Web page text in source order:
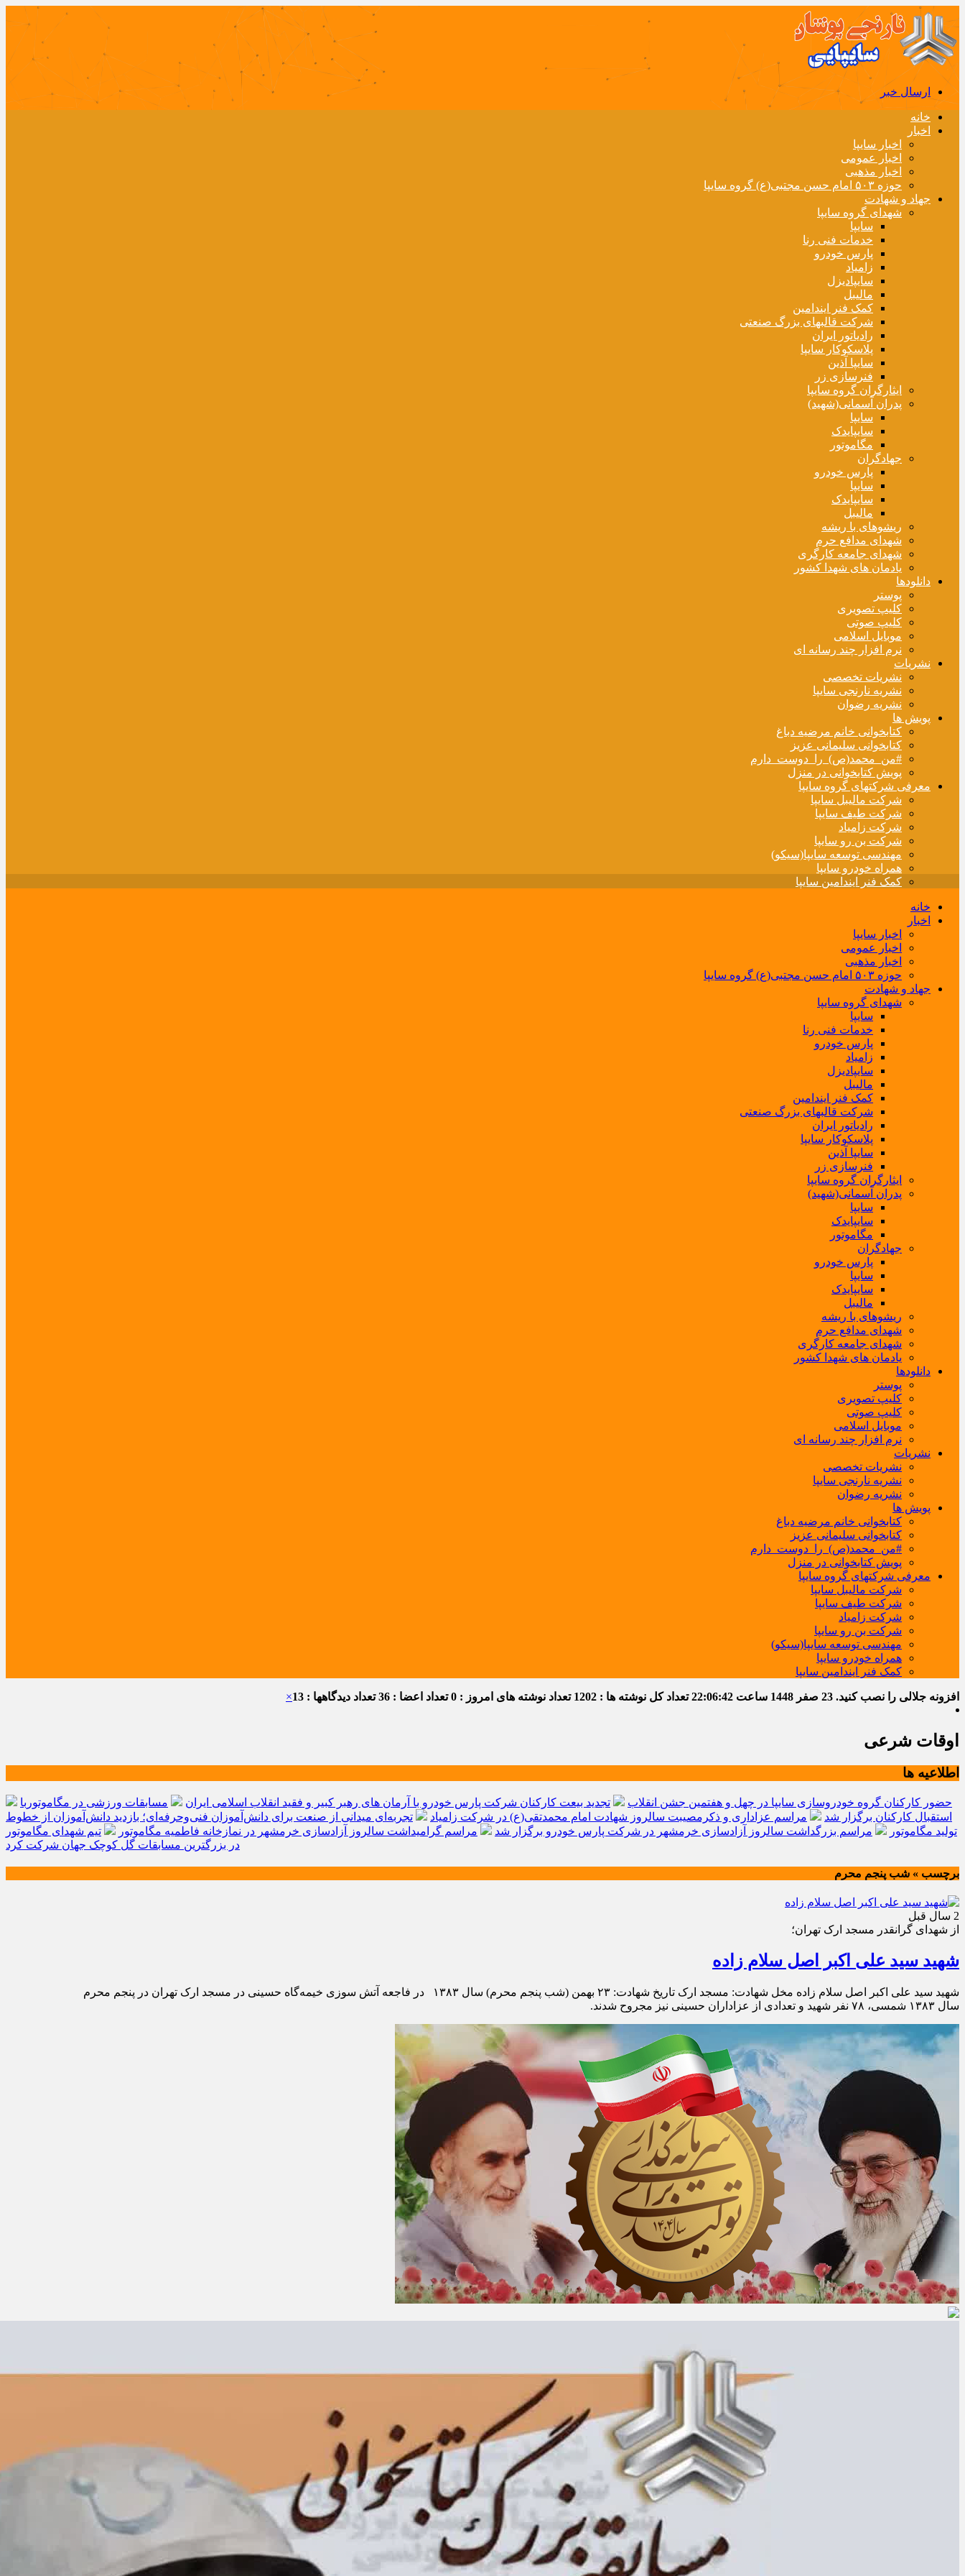
ارسال خبر
خانه
اخبار
اخبار سایپا
اخبار عمومی
اخبار مذهبی
حوزه ۵۰۳ امام حسن مجتبی(ع) گروه سایپا
جهاد و شهادت
شهدای گروه سایپا
سایپا
خدمات فنی رنا
پارس خودرو
زامیاد
سایپادیزل
مالیبل
کمک فنر ایندامین
شرکت قالبهای بزرگ صنعتی
رادیاتور ایران
پلاسکوکار سایپا
سایپا آذین
فنرسازی زر
ایثارگران گروه سایپا
پدران آسمانی(شهید)
سایپا
سایپایدک
مگاموتور
جهادگران
پارس خودرو
سایپا
سایپایدک
مالیبل
ریشوهای با ریشه
شهدای مدافع حرم
شهدای جامعه کارگری
یادمان های شهدا کشور
دانلودها
پوستر
کلیپ تصویری
کلیپ صوتی
موبایل اسلامی
نرم افزار چند رسانه ای
نشریات
نشریات تخصصی
نشریه نارنجی سایپا
نشریه رضوان
پویش ها
کتابخوانی خانم مرضیه دباغ
کتابخوانی سلیمانی عزیز
#من_محمد(ص)_را_دوست_دارم
پویش کتابخوانی در منزل
معرفی شرکتهای گروه سایپا
شرکت مالیبل سایپا
شرکت طیف سایپا
شرکت زامیاد
شرکت بن رو سایپا
مهندسی توسعه سایپا(سیکو)
همراه خودرو سایپا
کمک فنر ایندامین سایپا
خانه
اخبار
اخبار سایپا
اخبار عمومی
اخبار مذهبی
حوزه ۵۰۳ امام حسن مجتبی(ع) گروه سایپا
جهاد و شهادت
شهدای گروه سایپا
سایپا
خدمات فنی رنا
پارس خودرو
زامیاد
سایپادیزل
مالیبل
کمک فنر ایندامین
شرکت قالبهای بزرگ صنعتی
رادیاتور ایران
پلاسکوکار سایپا
سایپا آذین
فنرسازی زر
ایثارگران گروه سایپا
پدران آسمانی(شهید)
سایپا
سایپایدک
مگاموتور
جهادگران
پارس خودرو
سایپا
سایپایدک
مالیبل
ریشوهای با ریشه
شهدای مدافع حرم
شهدای جامعه کارگری
یادمان های شهدا کشور
دانلودها
پوستر
کلیپ تصویری
کلیپ صوتی
موبایل اسلامی
نرم افزار چند رسانه ای
نشریات
نشریات تخصصی
نشریه نارنجی سایپا
نشریه رضوان
پویش ها
کتابخوانی خانم مرضیه دباغ
کتابخوانی سلیمانی عزیز
#من_محمد(ص)_را_دوست_دارم
پویش کتابخوانی در منزل
معرفی شرکتهای گروه سایپا
شرکت مالیبل سایپا
شرکت طیف سایپا
شرکت زامیاد
شرکت بن رو سایپا
مهندسی توسعه سایپا(سیکو)
همراه خودرو سایپا
کمک فنر ایندامین سایپا
افزونه جلالی را نصب کنید. 23 صفر 1448 ساعت 22:06:43تعداد کل نوشته ها : 1202 تعداد نوشته های امروز : 0 تعداد اعضا : 36 تعداد دیدگاهها : 13 ×
اوقات شرعی
اطلاعیه ها
حضور کارکنان گروه خودروسازی سایپا در چهل و هفتمین جشن انقلاب تجدید بیعت کارکنان شرکت پارس خودرو با آرمان های رهبر کبیر و فقید انقلاب اسلامی ایران
مسابقات ورزشی در مگاموتوربا
استقبال کارکنان برگزار شد
مراسم عزاداری و ذکرمصیبت سالروز شهادت امام محمدتقی(ع) در شرکت زامیاد
تجربه‌ای میدانی از صنعت برای دانش‌آموزان فنی‌وحرفه‌ای؛ بازدید دانش‌آموزان از خطوط
تولید مگاموتور
مراسم بزرگداشت سالروز آزادسازی خرمشهر در شرکت پارس خودرو برگزار شد مراسم گرامیداشت سالروز آزادسازی خرمشهر در نمازخانه فاطمیه مگاموتور
تیم شهدای مگاموتور
در بزرگترین مسابقات گل کوچک جهان شرکت کرد
برچسب » شب پنجم محرم
2 سال قبل
از شهدای گرانقدر مسجد ارک تهران؛
شهید سید علی اکبر اصل سلام زاده
شهید سید علی اکبر اصل سلام زاده مخل شهادت: مسجد ارک تاریخ شهادت: ۲۳ بهمن (شب پنجم محرم) سال ۱۳۸۳ در فاجعه آتش سوزی خیمه‌گاه حسینی در مسجد ارک تهران در پنجم محرم
سال ۱۳۸۳ شمسی، ۷۸ نفر شهید و تعدادی از عزاداران حسینی نیز مجروح شدند.